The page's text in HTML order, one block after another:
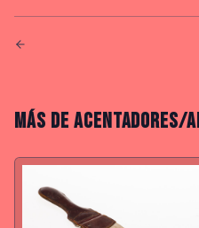
MÁS DE ACENTADORES/